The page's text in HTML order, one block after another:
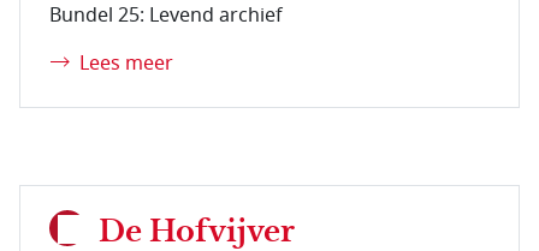
Bundel 25: Levend archief
Lees meer
De Hofvijver